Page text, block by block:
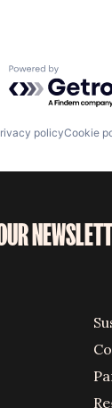
Powered by
policyCookie